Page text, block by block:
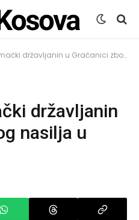
državljanin u Gračanici zbog nasilja u porodici
državljanin
nasilja u